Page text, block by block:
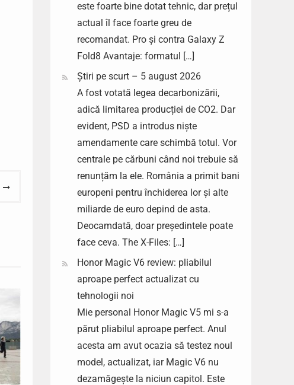
este foarte bine dotat tehnic, dar prețul
actual îl face foarte greu de
recomandat. Pro și contra Galaxy Z
Fold8 Avantaje: formatul […]
Știri pe scurt – 5 august 2026
A fost votată legea decarbonizării,
adică limitarea producției de CO2. Dar
evident, PSD a introdus niște
amendamente care schimbă totul. Vor
centrale pe cărbuni când noi trebuie să
renunțăm la ele. România a primit bani
europeni pentru închiderea lor și alte
miliarde de euro depind de asta.
Deocamdată, doar președintele poate
face ceva. The X-Files: […]
Honor Magic V6 review: pliabilul
aproape perfect actualizat cu
tehnologii noi
Mie personal Honor Magic V5 mi s-a
părut pliabilul aproape perfect. Anul
acesta am avut ocazia să testez noul
model, actualizat, iar Magic V6 nu
dezamăgește la niciun capitol. Este